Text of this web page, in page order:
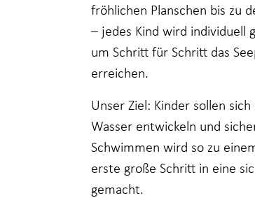
fröhlichen Planschen bis zu
– jedes Kind wird individuell
um Schritt für Schritt das
erreichen.
Unser Ziel: Kinder sollen
Wasser entwickeln und
Schwimmen wird so zu
erste große Schritt in eine
gemacht.